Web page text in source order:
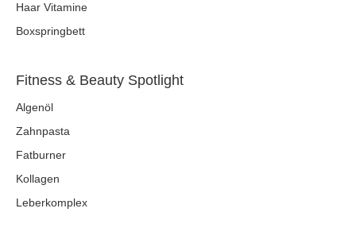
Haar Vitamine
Boxspringbett
Fitness & Beauty Spotlight
Algenöl
Zahnpasta
Fatburner
Kollagen
Leberkomplex